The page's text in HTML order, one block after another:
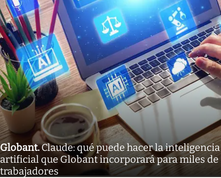
Globant.Claude: qué puede hacer la inteligencia
artificial que Globant incorporará para miles de
trabajadores